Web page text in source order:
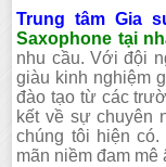
Trung tâm Gia
Saxophone tại
nhu cầu. Với đội
giàu kinh nghiệm
đào tạo từ các
kết về sự chuyên
chúng tôi hiện
mãn niềm đam